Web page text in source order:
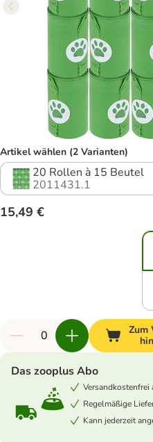
Artikel wählen (2 Varianten)
20 Rollen à 15 Beutel
2011431.1
15,49 €
Zum
Das zooplus Abo
Versandkostenfrei
Regelmäßige
Kann jederzeit